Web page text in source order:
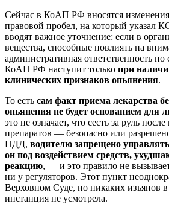
Сейчас в КоАП РФ вносятся
правовой пробел, на который указал
вводят важное уточнение: если в
вещества, способные повлиять на
административная ответственность по
КоАП РФ наступит только при
клинических признаков опьянения.
То есть сам факт приема лекарства
опьянения не будет основанием для
это не означает, что сесть за руль
препаратов — безопасно или
ПДД, водителю запрещено
он под воздействием средств,
реакцию, — и это правило не
ни у регуляторов. Этот пункт
Верховном Суде, но никаких изъянов
инстанция не усмотрела.